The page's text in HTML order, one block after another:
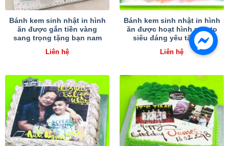
Bánh kem sinh nhật in hình
ăn được gắn tiền vàng
sang trọng tặng bạn nam
Liên hệ
Bánh kem sinh nhật in hình
ăn được hoạt hình naruto
siêu đáng yêu tặng bé
Liên hệ